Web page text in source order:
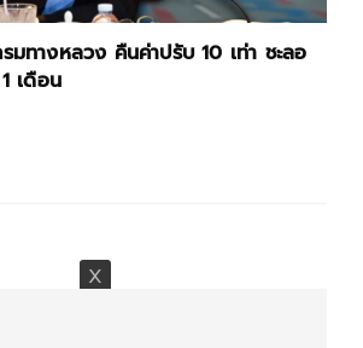
ทางหลวง คืนค่าปรับ 10 เท่า ชะลอ
เดือน